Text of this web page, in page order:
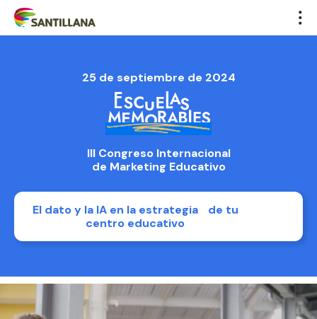
25 de septiembre de 2024
III Congreso Internacional
de Marketing Educativo
El dato y la IA en la estrategia de tu
centro educativo